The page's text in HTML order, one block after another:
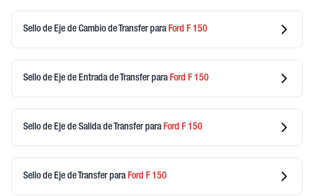
Sello de Eje de Cambio de Transferpara Ford F 150
Sello de Eje de Entrada de Transferpara Ford F 150
Sello de Eje de Salida de Transferpara Ford F 150
Sello de Eje de Transferpara Ford F 150